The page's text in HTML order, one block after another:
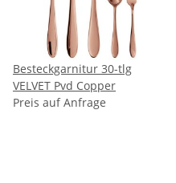
Besteckgarnitur 30-tlg
VELVET Pvd Copper
Preis auf Anfrage